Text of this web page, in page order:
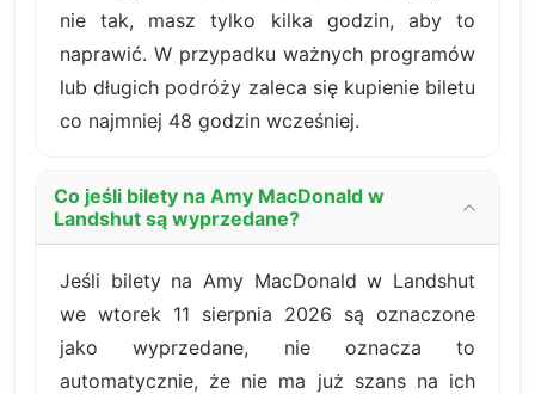
nie tak, masz tylko kilka godzin, aby to
naprawić. W przypadku ważnych programów
lub długich podróży zaleca się kupienie biletu
co najmniej 48 godzin wcześniej.
Co jeśli bilety na Amy MacDonald w
Landshut są wyprzedane?
Jeśli bilety na Amy MacDonald w Landshut
we wtorek 11 sierpnia 2026 są oznaczone
jako wyprzedane, nie oznacza to
automatycznie, że nie ma już szans na ich